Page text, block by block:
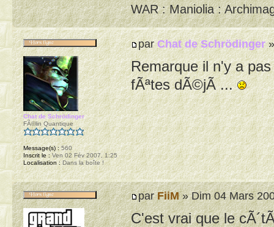
WAR : Maniolia :
parChat de Schrödinger»
Remarque il n'y a
fÃªtes dÃ©jÃ ...
Chat de Schrödinger
FÃ©lin Quantique
Message(s) :560
Inscrit le :Ven 02 Fév 2007, 1:25
Localisation :Dans la boîte !
parFiiM» Dim 04 Mars
C'est vrai que le